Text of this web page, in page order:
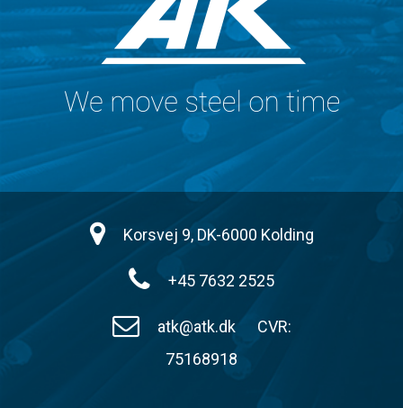
Korsvej 9, DK-6000 Kolding
+45 7632 2525
atk@atk.dk
CVR:
75168918